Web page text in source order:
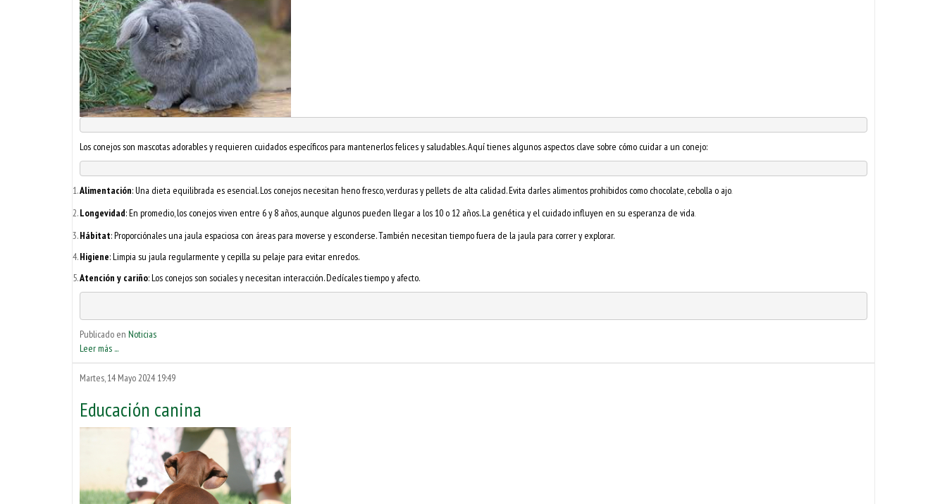
Los conejos son mascotas adorables y requieren cuidados específicos para mantenerlos felices y saludables. Aquí tienes algunos aspectos clave sobre cómo cuidar a un conejo:
Alimentación: Una dieta equilibrada es esencial. Los conejos necesitan heno fresco, verduras y pellets de alta calidad.Evita darles alimentos prohibidos como chocolate, cebolla o ajo
Longevidad: En promedio, los conejos viven entre 6 y 8 años, aunque algunos pueden llegar a los 10 o 12 años.La genética y el cuidado influyen en su esperanza de vida
Hábitat: Proporciónales una jaula espaciosa con áreas para moverse y esconderse. También necesitan tiempo fuera de la jaula para correr y explorar.
Higiene: Limpia su jaula regularmente y cepilla su pelaje para evitar enredos.
Atención y cariño: Los conejos son sociales y necesitan interacción. Dedícales tiempo y afecto.
Publicado en Noticias
Leer más ...
Martes, 14 Mayo 2024 19:49
Educación canina